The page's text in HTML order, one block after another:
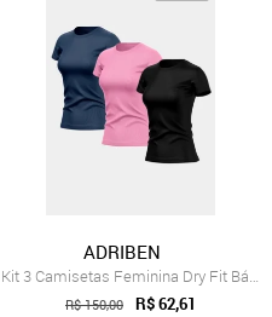
ADRIBEN
Kit 3 Camisetas Feminina Dry Fit Básica ...
R$ 150,00 R$ 62,61